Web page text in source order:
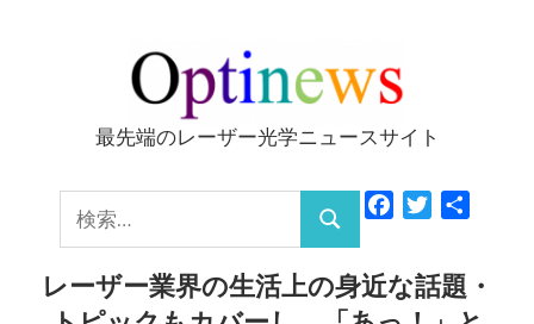
ッ
Optinews
最先端のレーザー光学ニュースサイト
索:
検
索
FacebookTwitter
レーザー業界の生活上の身近な話題・